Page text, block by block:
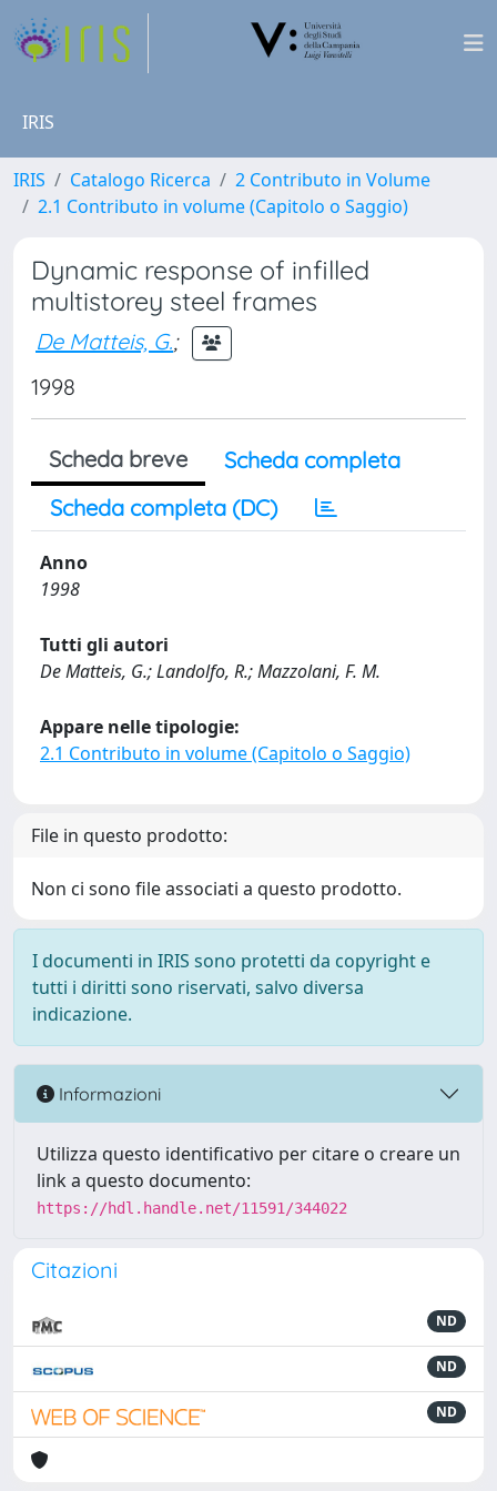
IRIS
IRIS Catalogo Ricerca
2 Contributo in Volume
2.1 Contributo in volume (Capitolo o Saggio)
Dynamic response of infilled
multistorey steel frames
De Matteis, G.;
1998
Scheda breve
Scheda completa
Scheda completa (DC)
Anno
1998
Tutti gli autori
De Matteis, G.; Landolfo, R.; Mazzolani, F. M.
Appare nelle tipologie:
2.1 Contributo in volume (Capitolo o Saggio)
File in questo prodotto:
Non ci sono file associati a questo prodotto.
I documenti in IRIS sono protetti da copyright e
tutti i diritti sono riservati, salvo diversa
indicazione.
Informazioni
Utilizza questo identificativo per citare o creare un
link a questo documento:
https://hdl.handle.net/11591/344022
Citazioni
ND
ND
ND